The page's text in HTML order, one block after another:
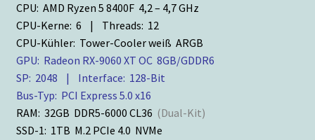
CPU: AMD Ryzen 5 8400F 4,2 – 4,7 GHz
CPU-Kerne: 6 | Threads: 12
CPU-Kühler: Tower-Cooler weiß ARGB
GPU: Radeon RX-9060 XT OC 8GB/GDDR6
SP: 2048 | Interface: 128-Bit
Bus-Typ: PCI Express 5.0 x16
RAM: 32GB DDR5-6000 CL36 (Dual-Kit)
SSD-1: 1TB M.2 PCIe 4.0 NVMe